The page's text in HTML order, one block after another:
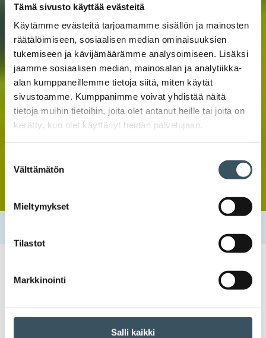
Tämä sivusto käyttää evästeitä
Käytämme evästeitä tarjoamamme sisällön ja mainosten
räätälöimiseen, sosiaalisen median ominaisuuksien
tukemiseen ja kävijämäärämme analysoimiseen. Lisäksi
jaamme sosiaalisen median, mainosalan ja analytiikka-
alan kumppaneillemme tietoja siitä, miten käytät
sivustoamme. Kumppanimme voivat yhdistää näitä
tietoja muihin tietoihin, joita olet antanut heille tai joita on
kerätty, kun olet käyttänyt heidän palvelujaan.
valinta
Välttämätön
Mieltymykset
Tilastot
Markkinointi
Salli kaikki
Tietopankki
Tietopankista löydät kaupan alaan, vaikuttamiseen,
työsuhdeasioihin ja Kaupan liittoon liittyviä